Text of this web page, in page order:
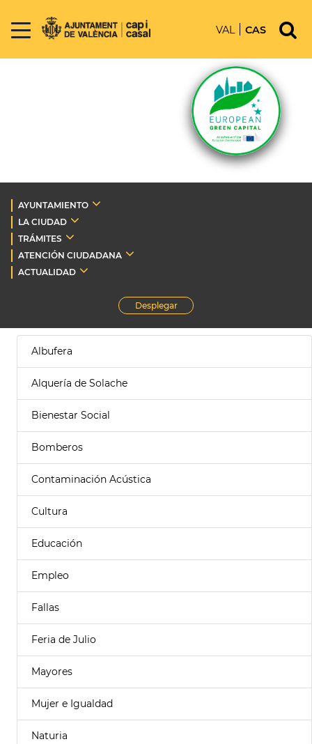
VAL CAS
AYUNTAMIENTO
LA CIUDAD
TRÁMITES
ATENCIÓN CIUDADANA
ACTUALIDAD
Desplegar
Albufera
Alquería de Solache
Bienestar Social
Bomberos
Contaminación Acústica
Cultura
Educación
Empleo
Fallas
Feria de Julio
Mayores
Mujer e Igualdad
Naturia